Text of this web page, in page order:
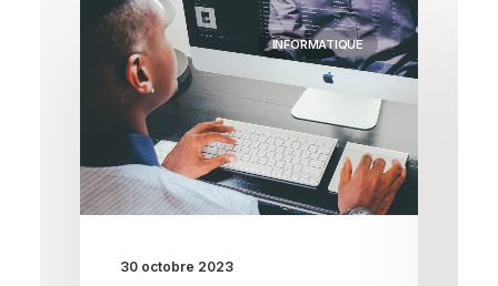
INFORMATIQUE
30 octobre 2023